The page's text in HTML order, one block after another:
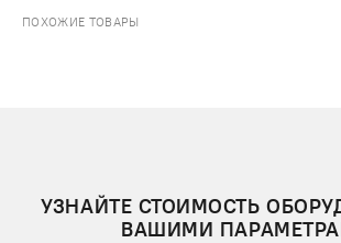
ПОХОЖИЕ ТОВАРЫ
УЗНАЙТЕ СТОИМОСТЬ
ВАШИМИ